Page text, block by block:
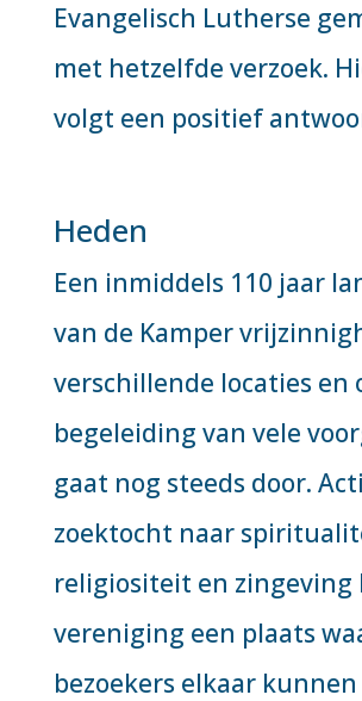
Evangelisch Lutherse
met hetzelfde verzoek.
volgt een positief
Heden
Een inmiddels 110 jaar
van de Kamper
verschillende locaties en
begeleiding van vele
gaat nog steeds door.
zoektocht naar
religiositeit en zingeving
vereniging een plaats
bezoekers elkaar